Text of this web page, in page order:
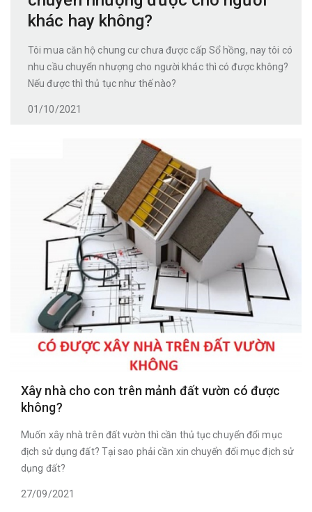
khác hay không?
Tôi mua căn hộ chung cư chưa được cấp Sổ hồng, nay tôi có
nhu cầu chuyển nhượng cho người khác thì có được không?
Nếu được thì thủ tục như thế nào?
01/10/2021
Xây nhà cho con trên mảnh đất vườn có được
không?
Muốn xây nhà trên đất vườn thì cần thủ tục chuyển đổi mục
địch sử dụng đất? Tại sao phải cần xin chuyển đổi mục địch sử
dụng đất?
27/09/2021